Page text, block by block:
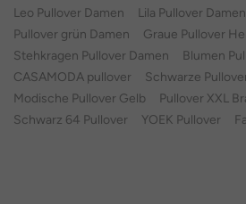
Leo Pullover Damen
Lila Pullover Damen
Pullover grün Damen
Graue Pullover
Stehkragen Pullover Damen
Blumen
CASAMODA pullover
Schwarze
Modische Pullover Gelb
Pullover XXL
Schwarz 64 Pullover
YOEK Pullover